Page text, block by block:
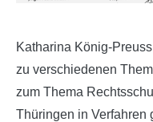
Katharina König-
zu verschiedenen
zum Thema
Thüringen in Verfahren